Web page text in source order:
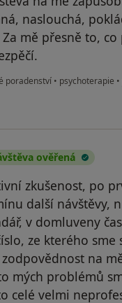
naslouchá,
mě přesně to,
poradenství • psychoterapie •
ověřená
zkušenost, po
další návštěvy,
v domluveny
ze kterého
na
mých problémů
celé velmi